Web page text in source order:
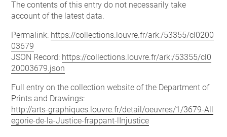
The contents of this entry do not necessarily take
account of the latest data.
Permalink: https://collections.louvre.fr/ark:/53355/cl0200
03679
JSON Record: https://collections.louvre.fr/ark:/53355/cl0
20003679.json
Full entry on the collection website of the Department of
Prints and Drawings:
http://arts-graphiques.louvre.fr/detail/oeuvres/1/3679-All
egorie-de-la-Justice-frappant-lInjustice